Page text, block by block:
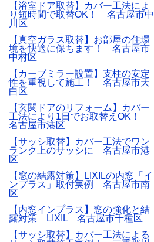
【浴室ドア取替】カバー工法によ
り短時間で取替OK！ 名古屋市中
川区
【真空ガラス取替】お部屋の住環
境を快適に保ちます！ 名古屋市
中村区
【カーブミラー設置】支柱の安定
性を重視して施工！ 名古屋市天
白区
【玄関ドアのリフォーム】カバー
工法により1日でお取替えOK！
名古屋市港区
【サッシ取替】カバー工法でワン
ランク上のサッシに 名古屋市港
区
【窓の結露対策】LIXILの内窓「イ
ンプラス」取付実例 名古屋市南
区
【内窓インプラス】窓の強化と結
露対策 LIXIL 名古屋市千種区
【サッシ取替】カバー工法による